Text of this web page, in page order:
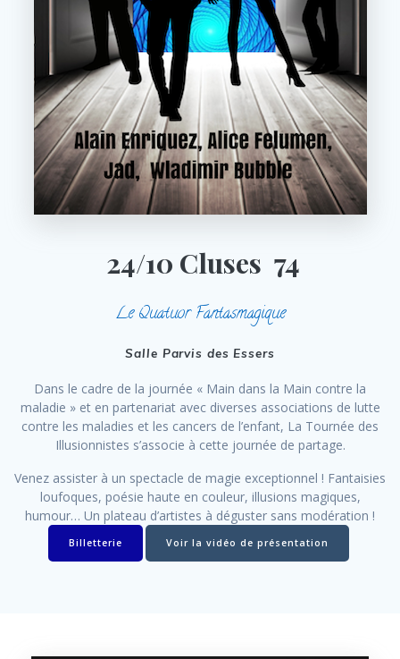
24/10 Cluses 74
Le Quatuor Fantasmagique
Salle Parvis des Essers
Dans le cadre de la journée « Main dans la Main contre la
maladie » et en partenariat avec diverses associations de lutte
contre les maladies et les cancers de l’enfant, La Tournée des
Illusionnistes s’associe à cette journée de partage.
Venez assister à un spectacle de magie exceptionnel ! Fantaisies
loufoques, poésie haute en couleur, illusions magiques,
humour… Un plateau d’artistes à déguster sans modération !
Billetterie Voir la vidéo de présentation